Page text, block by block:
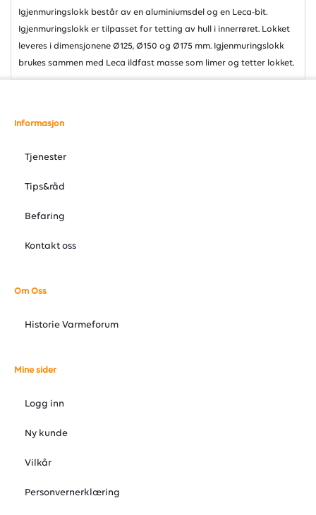
Igjenmuringslokk består av en aluminiumsdel og en Leca-bit.
Igjenmuringslokk er tilpasset for tetting av hull i innerrøret. Lokket
leveres i dimensjonene Ø125, Ø150 og Ø175 mm. Igjenmuringslokk
brukes sammen med Leca ildfast masse som limer og tetter lokket.
Informasjon
Tjenester
Tips&råd
Befaring
Kontakt oss
Om Oss
Historie Varmeforum
Mine sider
Logg inn
Ny kunde
Vilkår
Personvernerklæring